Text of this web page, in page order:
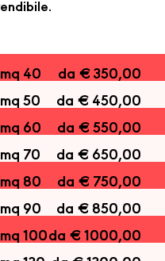
40
da € 350,00
50
da € 450,00
60
da € 550,00
70
da € 650,00
80
da € 750,00
90
da € 850,00
100da € 1000,00